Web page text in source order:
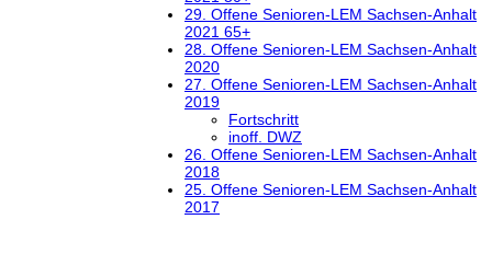
29. Offene Senioren-LEM Sachsen-Anhalt
2021 65+
28. Offene Senioren-LEM Sachsen-Anhalt
2020
27. Offene Senioren-LEM Sachsen-Anhalt
2019
Fortschritt
inoff. DWZ
26. Offene Senioren-LEM Sachsen-Anhalt
2018
25. Offene Senioren-LEM Sachsen-Anhalt
2017